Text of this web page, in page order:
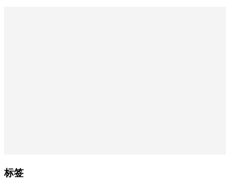
标签